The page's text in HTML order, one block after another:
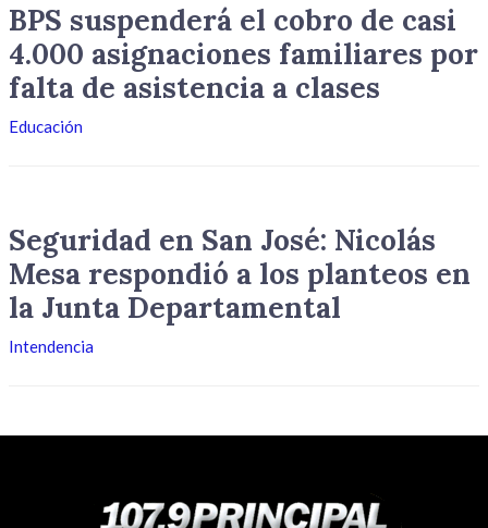
BPS suspenderá el cobro de casi
4.000 asignaciones familiares por
falta de asistencia a clases
Educación
Seguridad en San José: Nicolás
Mesa respondió a los planteos en
la Junta Departamental
Intendencia